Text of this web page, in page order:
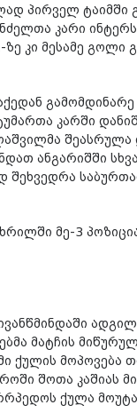
პირველ ტაიმში
კარი
კი მესამე გოლი
გამომდინარე
კარში
შეასრულა
ანგარიშში
შეხვედრა
მე-3
მატჩის
ქულის მოპოვება
შოთა კაშიას
ქულა